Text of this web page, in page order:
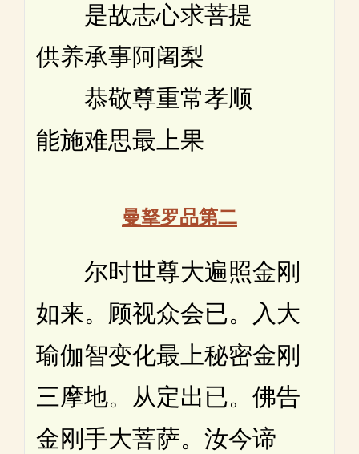
是故志心求菩提
供养承事阿阇梨
恭敬尊重常孝顺
能施难思最上果
曼拏罗品第二
尔时世尊大遍照金刚
如来。顾视众会已。入大
瑜伽智变化最上秘密金刚
三摩地。从定出已。佛告
金刚手大菩萨。汝今谛